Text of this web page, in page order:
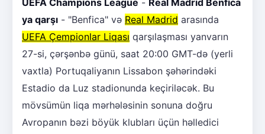
UEFA Champions League - Real Madrid Benfica
ya qarşı - "Benfica" və Real Madrid arasında
UEFA Çempionlar Liqası qarşılaşması yanvarın
27-si, çərşənbə günü, saat 20:00 GMT-də (yerli
vaxtla) Portuqaliyanın Lissabon şəhərindəki
Estadio da Luz stadionunda keçiriləcək. Bu
mövsümün liqa mərhələsinin sonuna doğru
Avropanın bəzi böyük klubları üçün həlledici